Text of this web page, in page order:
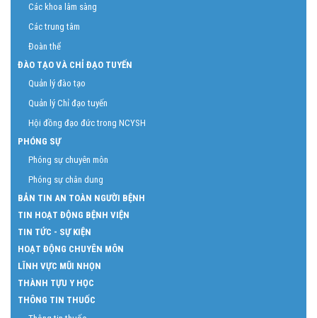
Các khoa lâm sàng
Các trung tâm
Đoàn thể
ĐÀO TẠO VÀ CHỈ ĐẠO TUYẾN
Quản lý đào tạo
Quản lý Chỉ đạo tuyến
Hội đồng đạo đức trong NCYSH
PHÓNG SỰ
Phóng sự chuyên môn
Phóng sự chân dung
BẢN TIN AN TOÀN NGƯỜI BỆNH
TIN HOẠT ĐỘNG BỆNH VIỆN
TIN TỨC - SỰ KIỆN
HOẠT ĐỘNG CHUYÊN MÔN
LĨNH VỰC MŨI NHỌN
THÀNH TỰU Y HỌC
THÔNG TIN THUỐC